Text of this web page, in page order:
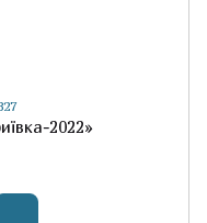
2022»